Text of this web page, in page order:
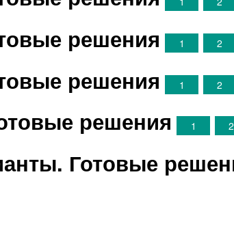
решения 1 2
решения 1 2
решения 1 2
Готовые